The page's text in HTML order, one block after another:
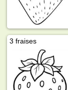
3 fraises